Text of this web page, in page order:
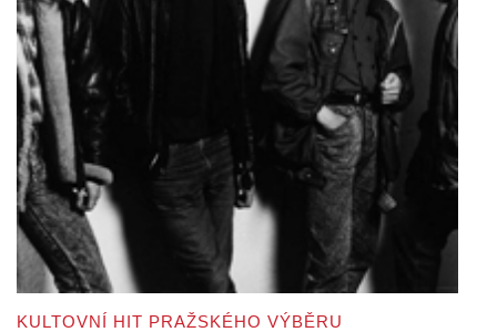
KULTOVNÍ HIT PRAŽSKÉHO VÝBĚRU